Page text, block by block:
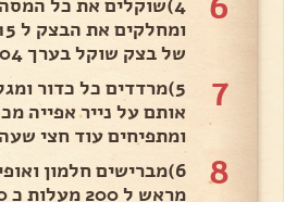
של בצק שוקל בערך 104 גרם.
7
5)מרדדים כל כדור
אותם על נייר אפייה
ומתפיחים עוד חצי
8
6)מברישים חלמון
מראש ל 200 מעלות כ 20 דקות .